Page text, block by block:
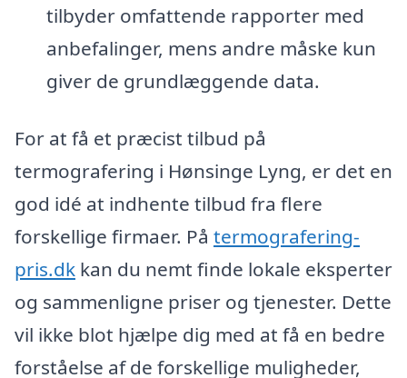
tilbyder omfattende rapporter med
anbefalinger, mens andre måske kun
giver de grundlæggende data.
For at få et præcist tilbud på
termografering i Hønsinge Lyng, er det en
god idé at indhente tilbud fra flere
forskellige firmaer. På termografering-
pris.dk kan du nemt finde lokale eksperter
og sammenligne priser og tjenester. Dette
vil ikke blot hjælpe dig med at få en bedre
forståelse af de forskellige muligheder,